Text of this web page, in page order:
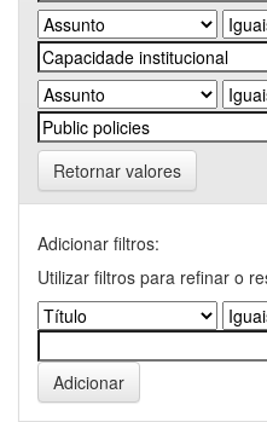
Retornar valores
Adicionar filtros:
Utilizar filtros para refinar o